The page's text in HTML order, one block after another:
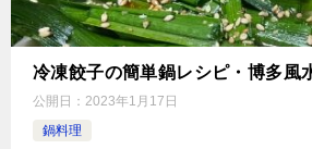
冷凍餃子の簡単鍋レシピ・博多風
公開日： 2023年1月17日
鍋料理